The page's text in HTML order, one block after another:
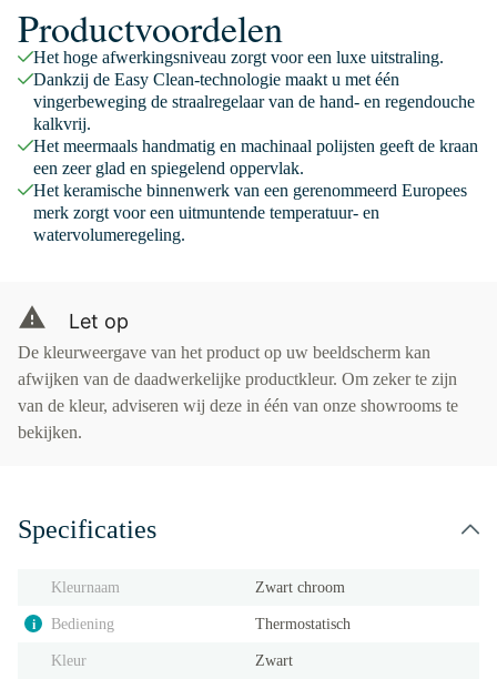
Productvoordelen
Het hoge afwerkingsniveau zorgt voor een luxe uitstraling.
Dankzij de Easy Clean-technologie maakt u met één
vingerbeweging de straalregelaar van de hand- en regendouche
kalkvrij.
Het meermaals handmatig en machinaal polijsten geeft de kraan
een zeer glad en spiegelend oppervlak.
Het keramische binnenwerk van een gerenommeerd Europees
merk zorgt voor een uitmuntende temperatuur- en
watervolumeregeling.
Let op
De kleurweergave van het product op uw beeldscherm kan
afwijken van de daadwerkelijke productkleur. Om zeker te zijn
van de kleur, adviseren wij deze in één van onze showrooms te
bekijken.
Specificaties
Kleurnaam Zwart chroom
i Bediening Thermostatisch
Kleur Zwart